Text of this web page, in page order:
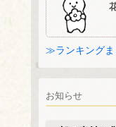
≫ランキングま
お知らせ